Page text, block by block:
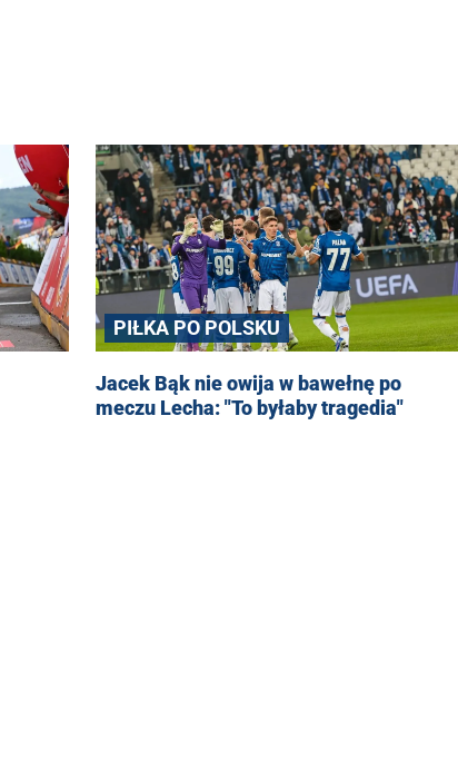
PIŁKA PO POLSKU
Jacek Bąk nie owija w bawełnę po
meczu Lecha: "To byłaby tragedia"